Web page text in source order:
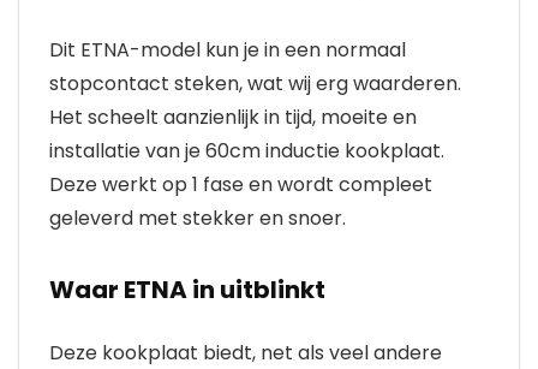
Dit ETNA-model kun je in een normaal
stopcontact steken, wat wij erg waarderen.
Het scheelt aanzienlijk in tijd, moeite en
installatie van je 60cm inductie kookplaat.
Deze werkt op 1 fase en wordt compleet
geleverd met stekker en snoer.
Waar ETNA in uitblinkt
Deze kookplaat biedt, net als veel andere